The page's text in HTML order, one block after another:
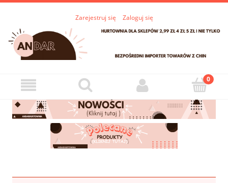
Zarejestruj się Zaloguj się